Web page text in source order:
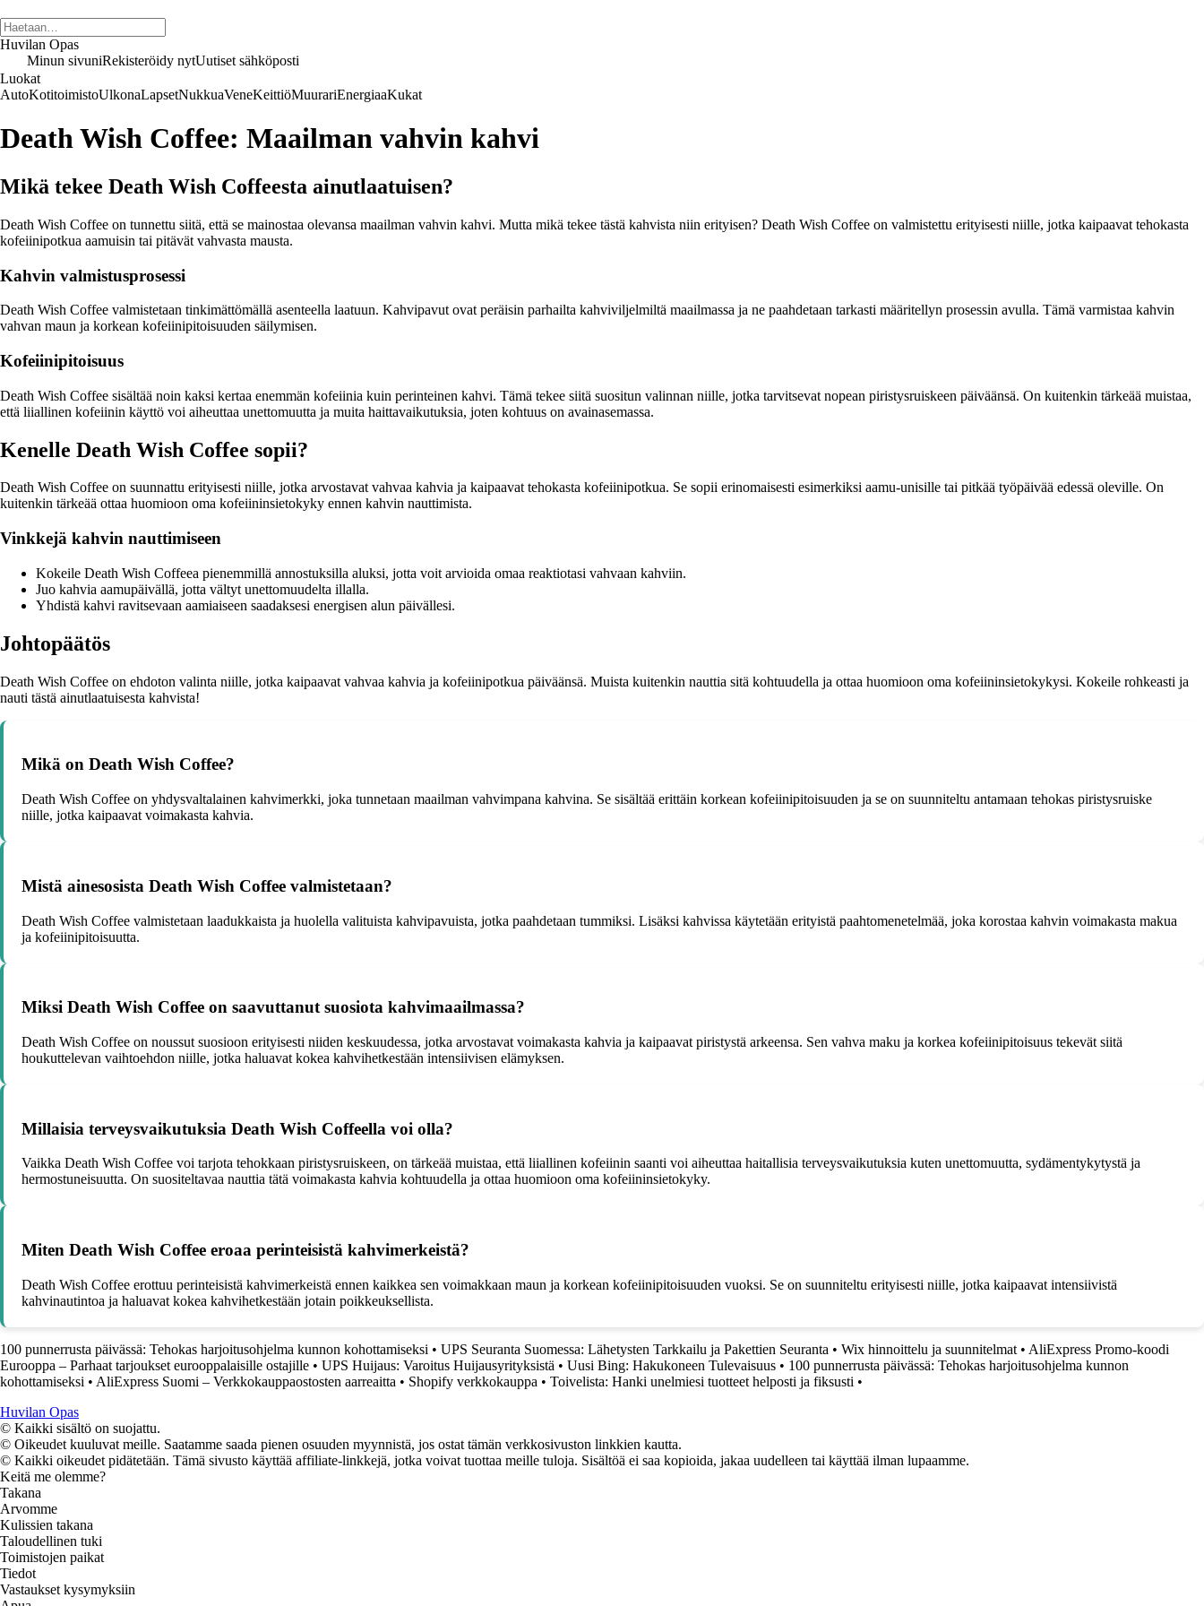
Huvilan Opas
Minun sivuniRekisteröidy nytUutiset sähköposti
Luokat
AutoKotitoimistoUlkonaLapsetNukkuaVeneKeittiöMuurariEnergiaaKukat
Death Wish Coffee: Maailman vahvin kahvi
Mikä tekee Death Wish Coffeesta ainutlaatuisen?
Death Wish Coffee on tunnettu siitä, että se mainostaa olevansa maailman vahvin kahvi. Mutta mikä tekee tästä kahvista niin erityisen? Death Wish Coffee on valmistettu erityisesti niille, jotka kaipaavat tehokasta
kofeiinipotkua aamuisin tai pitävät vahvasta mausta.
Kahvin valmistusprosessi
Death Wish Coffee valmistetaan tinkimättömällä asenteella laatuun. Kahvipavut ovat peräisin parhailta kahviviljelmiltä maailmassa ja ne paahdetaan tarkasti määritellyn prosessin avulla. Tämä varmistaa kahvin
vahvan maun ja korkean kofeiinipitoisuuden säilymisen.
Kofeiinipitoisuus
Death Wish Coffee sisältää noin kaksi kertaa enemmän kofeiinia kuin perinteinen kahvi. Tämä tekee siitä suositun valinnan niille, jotka tarvitsevat nopean piristysruiskeen päiväänsä. On kuitenkin tärkeää muistaa,
että liiallinen kofeiinin käyttö voi aiheuttaa unettomuutta ja muita haittavaikutuksia, joten kohtuus on avainasemassa.
Kenelle Death Wish Coffee sopii?
Death Wish Coffee on suunnattu erityisesti niille, jotka arvostavat vahvaa kahvia ja kaipaavat tehokasta kofeiinipotkua. Se sopii erinomaisesti esimerkiksi aamu-unisille tai pitkää työpäivää edessä oleville. On
kuitenkin tärkeää ottaa huomioon oma kofeiininsietokyky ennen kahvin nauttimista.
Vinkkejä kahvin nauttimiseen
Kokeile Death Wish Coffeea pienemmillä annostuksilla aluksi, jotta voit arvioida omaa reaktiotasi vahvaan kahviin.
Juo kahvia aamupäivällä, jotta vältyt unettomuudelta illalla.
Yhdistä kahvi ravitsevaan aamiaiseen saadaksesi energisen alun päivällesi.
Johtopäätös
Death Wish Coffee on ehdoton valinta niille, jotka kaipaavat vahvaa kahvia ja kofeiinipotkua päiväänsä. Muista kuitenkin nauttia sitä kohtuudella ja ottaa huomioon oma kofeiininsietokykysi. Kokeile rohkeasti ja
nauti tästä ainutlaatuisesta kahvista!
Mikä on Death Wish Coffee?
Death Wish Coffee on yhdysvaltalainen kahvimerkki, joka tunnetaan maailman vahvimpana kahvina. Se sisältää erittäin korkean kofeiinipitoisuuden ja se on suunniteltu antamaan tehokas piristysruiske
niille, jotka kaipaavat voimakasta kahvia.
Mistä ainesosista Death Wish Coffee valmistetaan?
Death Wish Coffee valmistetaan laadukkaista ja huolella valituista kahvipavuista, jotka paahdetaan tummiksi. Lisäksi kahvissa käytetään erityistä paahtomenetelmää, joka korostaa kahvin voimakasta makua
ja kofeiinipitoisuutta.
Miksi Death Wish Coffee on saavuttanut suosiota kahvimaailmassa?
Death Wish Coffee on noussut suosioon erityisesti niiden keskuudessa, jotka arvostavat voimakasta kahvia ja kaipaavat piristystä arkeensa. Sen vahva maku ja korkea kofeiinipitoisuus tekevät siitä
houkuttelevan vaihtoehdon niille, jotka haluavat kokea kahvihetkestään intensiivisen elämyksen.
Millaisia terveysvaikutuksia Death Wish Coffeella voi olla?
Vaikka Death Wish Coffee voi tarjota tehokkaan piristysruiskeen, on tärkeää muistaa, että liiallinen kofeiinin saanti voi aiheuttaa haitallisia terveysvaikutuksia kuten unettomuutta, sydämentykytystä ja
hermostuneisuutta. On suositeltavaa nauttia tätä voimakasta kahvia kohtuudella ja ottaa huomioon oma kofeiininsietokyky.
Miten Death Wish Coffee eroaa perinteisistä kahvimerkeistä?
Death Wish Coffee erottuu perinteisistä kahvimerkeistä ennen kaikkea sen voimakkaan maun ja korkean kofeiinipitoisuuden vuoksi. Se on suunniteltu erityisesti niille, jotka kaipaavat intensiivistä
kahvinautintoa ja haluavat kokea kahvihetkestään jotain poikkeuksellista.
100 punnerrusta päivässä: Tehokas harjoitusohjelma kunnon kohottamiseksi • UPS Seuranta Suomessa: Lähetysten Tarkkailu ja Pakettien Seuranta • Wix hinnoittelu ja suunnitelmat • AliExpress Promo-koodi
Eurooppa – Parhaat tarjoukset eurooppalaisille ostajille • UPS Huijaus: Varoitus Huijausyrityksistä • Uusi Bing: Hakukoneen Tulevaisuus • 100 punnerrusta päivässä: Tehokas harjoitusohjelma kunnon
kohottamiseksi • AliExpress Suomi – Verkkokauppaostosten aarreaitta • Shopify verkkokauppa • Toivelista: Hanki unelmiesi tuotteet helposti ja fiksusti •
Huvilan Opas
© Kaikki sisältö on suojattu.
© Oikeudet kuuluvat meille. Saatamme saada pienen osuuden myynnistä, jos ostat tämän verkkosivuston linkkien kautta.
© Kaikki oikeudet pidätetään. Tämä sivusto käyttää affiliate-linkkejä, jotka voivat tuottaa meille tuloja. Sisältöä ei saa kopioida, jakaa uudelleen tai käyttää ilman lupaamme.
Keitä me olemme?
Takana
Arvomme
Kulissien takana
Taloudellinen tuki
Toimistojen paikat
Tiedot
Vastaukset kysymyksiin